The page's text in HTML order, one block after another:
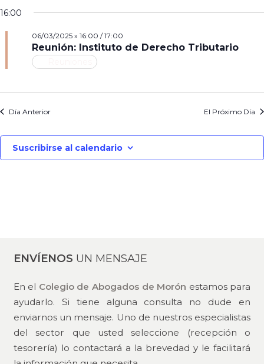
16:00
Reunión: Instituto de Derecho Tributario
06/03/2025 » 16:00 /17:00
Día Anterior El Próximo Día
Suscribirse al calendario
ENVÍENOS UN MENSAJE
En el Colegio de Abogados de Morón estamos para
ayudarlo. Si tiene alguna consulta no dude en
enviarnos un mensaje. Uno de nuestros especialistas
del sector que usted seleccione (recepción o
tesorería) lo contactará a la brevedad y le facilitará